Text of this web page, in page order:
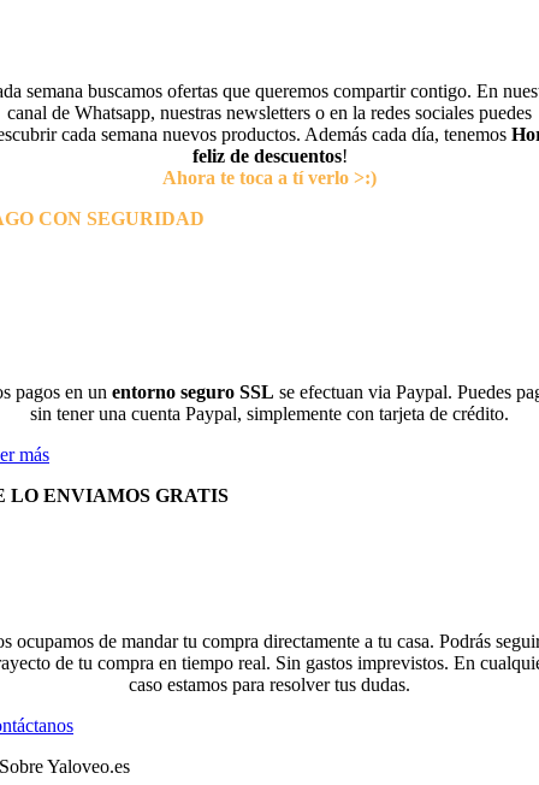
semana buscamos ofertas que queremos compartir contigo. En
canal de Whatsapp, nuestras newsletters o en la redes sociales puedes
cada semana nuevos productos. Además cada día, tenemos
feliz de descuentos!
Ahora te toca a tí verlo >:)
CON SEGURIDAD
pagos en un entorno seguro SSL se efectuan via Paypal. Puedes
sin tener una cuenta Paypal, simplemente con tarjeta de crédito.
más
LO ENVIAMOS GRATIS
ocupamos de mandar tu compra directamente a tu casa. Podrás
de tu compra en tiempo real. Sin gastos imprevistos. En
caso estamos para resolver tus dudas.
Sobre Yaloveo.es